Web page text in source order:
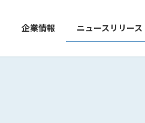
企業情報 ニュースリリース